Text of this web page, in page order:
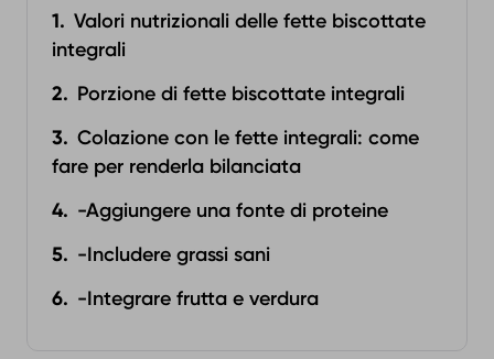
Valori nutrizionali delle fette biscottate
integrali
Porzione di fette biscottate integrali
Colazione con le fette integrali: come
fare per renderla bilanciata
-Aggiungere una fonte di proteine
-Includere grassi sani
-Integrare frutta e verdura